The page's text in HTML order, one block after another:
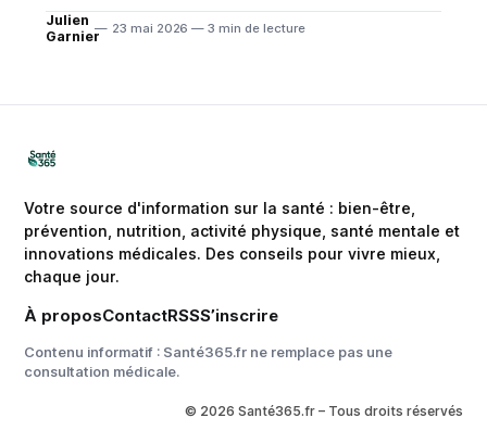
stable. Dans ce contexte, certains médicaments,
certaines maladies chroniques et la déshydratation
Julien
Garnier
23 mai 2026 — 3 min de lecture
Votre source d'information sur la santé : bien-être,
prévention, nutrition, activité physique, santé mentale et
innovations médicales. Des conseils pour vivre mieux,
chaque jour.
À proposContactRSSS’inscrire
Contenu informatif : Santé365.fr ne remplace pas une
consultation médicale.
© 2026 Santé365.fr – Tous droits réservés